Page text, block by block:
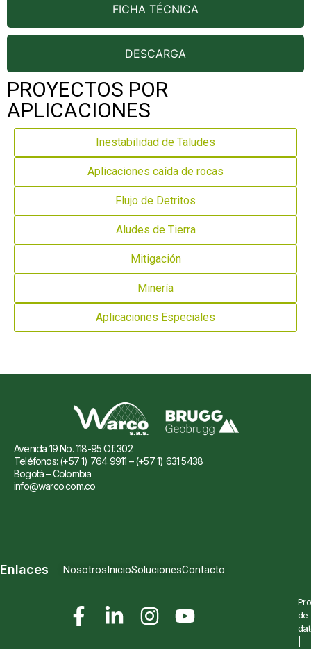
FICHA TÉCNICA
DESCARGA
PROYECTOS POR
APLICACIONES
Inestabilidad de Taludes
Aplicaciones caída de rocas
Flujo de Detritos
Aludes de Tierra
Mitigación
Minería
Aplicaciones Especiales
Avenida 19 No. 118-95 Of. 302
Teléfonos: (+57 1) 764 9911 – (+57 1) 631 5438
Bogotá – Colombia
info@warco.com.co
Enlaces NosotrosInicioSolucionesContacto
de